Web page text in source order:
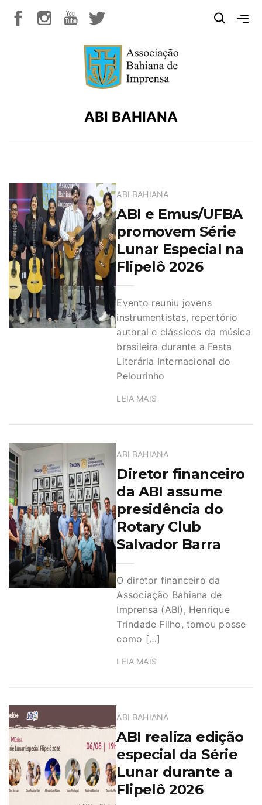
ABI BAHIANA
ABI BAHIANA
ABI e Emus/UFBA
promovem Série
Lunar Especial na
Flipelô 2026
Evento reuniu jovens
instrumentistas, repertório
autoral e clássicos da música
brasileira durante a Festa
Literária Internacional do
Pelourinho
LEIA MAIS
ABI BAHIANA
Diretor financeiro
da ABI assume
presidência do
Rotary Club
Salvador Barra
O diretor financeiro da
Associação Bahiana de
Imprensa (ABI), Henrique
Trindade Filho, tomou posse
como […]
LEIA MAIS
ABI BAHIANA
ABI realiza edição
especial da Série
Lunar durante a
Flipelô 2026